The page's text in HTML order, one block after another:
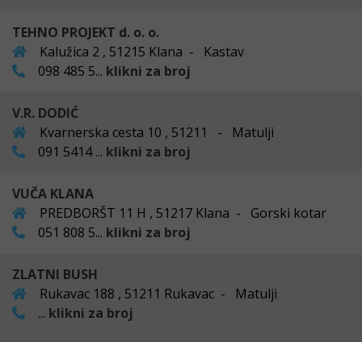
TEHNO PROJEKT d. o. o.
Kalužica 2 , 51215 Klana - Kastav
098 485 5... klikni za broj
V.R. DODIĆ
Kvarnerska cesta 10 , 51211 - Matulji
091 5414 ... klikni za broj
VUČA KLANA
PREDBORŠT 11 H , 51217 Klana - Gorski kotar
051 808 5... klikni za broj
ZLATNI BUSH
Rukavac 188 , 51211 Rukavac - Matulji
... klikni za broj